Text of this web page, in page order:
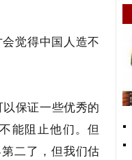
觉得中国人造不
保证一些优秀的
能阻止他们。但
二了，但我们估